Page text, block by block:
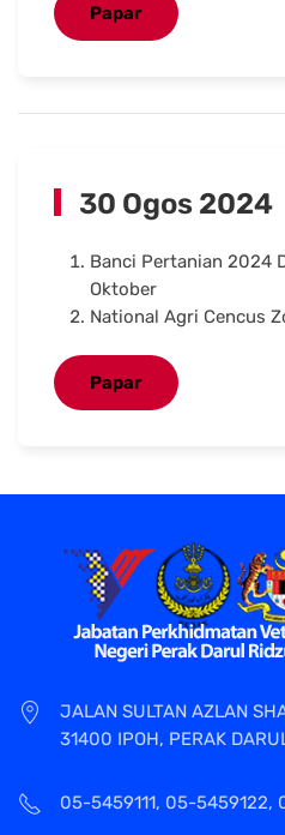
Papar
30 Ogos 2024
Banci Pertanian 2024
Oktober
National Agri Cencus
Papar
JALAN SULTAN AZLAN
31400 IPOH, PERAK
05-5459111, 05-5459122,